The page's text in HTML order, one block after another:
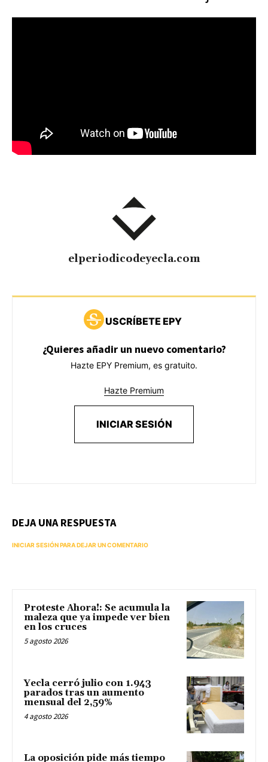
elperiodicodeyecla.com
USCRÍBETE EPY
¿Quieres añadir un nuevo comentario?
Hazte EPY Premium, es gratuito.
Hazte Premium
INICIAR SESIÓN
DEJA UNA RESPUESTA
INICIAR SESIÓN PARA DEJAR UN COMENTARIO
Proteste Ahora!: Se acumula la
maleza que ya impede ver bien
en los cruces
5 agosto 2026
Yecla cerró julio con 1.943
parados tras un aumento
mensual del 2,59%
4 agosto 2026
La oposición pide más tiempo